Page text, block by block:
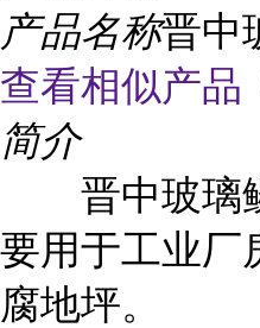
产品名称晋中
查看相似产品
简介
晋中玻璃
要用于工业厂
腐地坪。